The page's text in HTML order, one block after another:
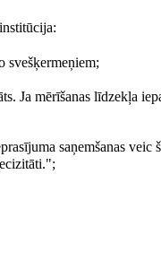
svešķermeņiem;
Ja mērīšanas līdzekļa
saņemšanas